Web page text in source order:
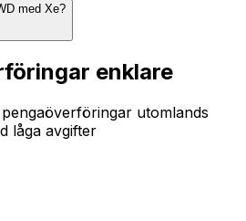
med Xe?
enklare
utomlands
låga avgifter